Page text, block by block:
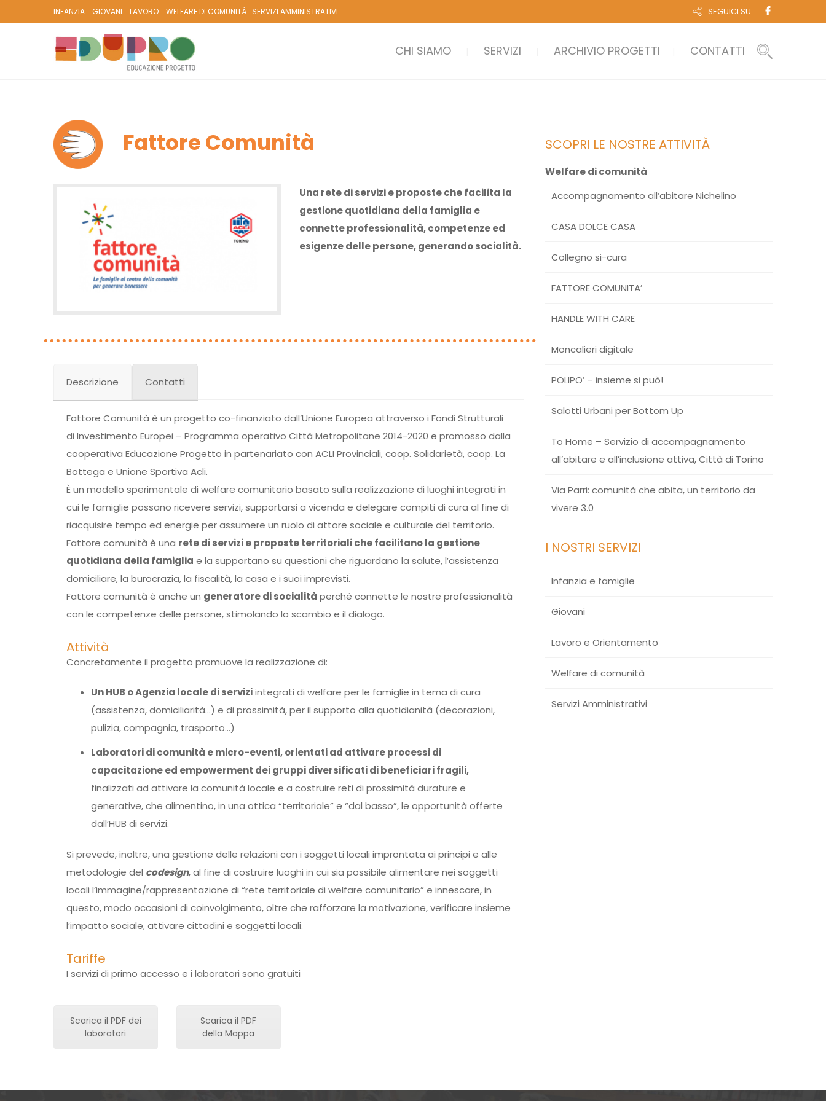
INFANZIA GIOVANI LAVORO WELFARE DI COMUNITÀ SERVIZI AMMINISTRATIVI SEGUICI SU
CHI SIAMO SERVIZI ARCHIVIO PROGETTI CONTATTI
Fattore Comunità
Una rete di servizi e proposte che facilita la
gestione quotidiana della famiglia e
connette professionalità, competenze ed
esigenze delle persone, generando socialità.
Descrizione Contatti
Fattore Comunità è un progetto co-finanziato dall’Unione Europea attraverso i Fondi Strutturali
di Investimento Europei – Programma operativo Città Metropolitane 2014-2020 e promosso dalla
cooperativa Educazione Progetto in partenariato con ACLI Provinciali, coop. Solidarietà, coop. La
Bottega e Unione Sportiva Acli.
È un modello sperimentale di welfare comunitario basato sulla realizzazione di luoghi integrati in
cui le famiglie possano ricevere servizi, supportarsi a vicenda e delegare compiti di cura al fine di
riacquisire tempo ed energie per assumere un ruolo di attore sociale e culturale del territorio.
Fattore comunità è una rete di servizi e proposte territoriali che facilitano la gestione
quotidiana della famiglia e la supportano su questioni che riguardano la salute, l’assistenza
domiciliare, la burocrazia, la fiscalità, la casa e i suoi imprevisti.
Fattore comunità è anche un generatore di socialità perché connette le nostre professionalità
con le competenze delle persone, stimolando lo scambio e il dialogo.
Attività
Concretamente il progetto promuove la realizzazione di:
Un HUB o Agenzia locale di serviziintegrati di welfare per le famiglie in tema di cura
(assistenza, domiciliarità…) e di prossimità, per il supporto alla quotidianità (decorazioni,
pulizia, compagnia, trasporto…)
Laboratori di comunità e micro-eventi, orientati ad attivare processi di
capacitazione ed empowerment dei gruppi diversificati di beneficiari fragili,
finalizzati ad attivare la comunità locale e a costruire reti di prossimità durature e
generative, che alimentino, in una ottica “territoriale” e “dal basso”, le opportunità offerte
dall’HUB di servizi.
Si prevede, inoltre, una gestione delle relazioni con i soggetti locali improntata ai principi e alle
metodologie del codesign, al fine di costruire luoghi in cui sia possibile alimentare nei soggetti
locali l’immagine/rappresentazione di “rete territoriale di welfare comunitario” e innescare, in
questo, modo occasioni di coinvolgimento, oltre che rafforzare la motivazione, verificare insieme
l’impatto sociale, attivare cittadini e soggetti locali.
Tariffe
I servizi di primo accesso e i laboratori sono gratuiti
Scarica il PDF dei
laboratori
Scarica il PDF
della Mappa
SCOPRI LE NOSTRE ATTIVITÀ
Welfare di comunità
Accompagnamento all’abitare Nichelino
CASA DOLCE CASA
Collegno si-cura
FATTORE COMUNITA’
HANDLE WITH CARE
Moncalieri digitale
POLIPO’ – insieme si può!
Salotti Urbani per Bottom Up
To Home – Servizio di accompagnamento
all’abitare e all’inclusione attiva, Città di Torino
Via Parri: comunità che abita, un territorio da
vivere 3.0
I NOSTRI SERVIZI
Infanzia e famiglie
Giovani
Lavoro e Orientamento
Welfare di comunità
Servizi Amministrativi